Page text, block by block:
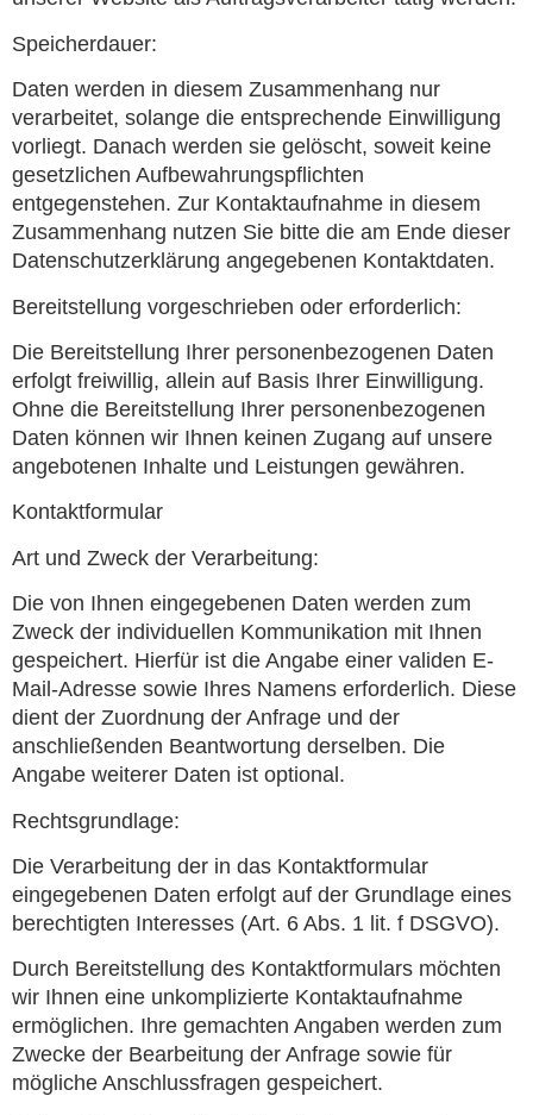
Speicherdauer:
Daten werden in diesem Zusammenhang nur
verarbeitet, solange die entsprechende Einwilligung
vorliegt. Danach werden sie gelöscht, soweit keine
gesetzlichen Aufbewahrungspflichten
entgegenstehen. Zur Kontaktaufnahme in diesem
Zusammenhang nutzen Sie bitte die am Ende dieser
Datenschutzerklärung angegebenen Kontaktdaten.
Bereitstellung vorgeschrieben oder erforderlich:
Die Bereitstellung Ihrer personenbezogenen Daten
erfolgt freiwillig, allein auf Basis Ihrer Einwilligung.
Ohne die Bereitstellung Ihrer personenbezogenen
Daten können wir Ihnen keinen Zugang auf unsere
angebotenen Inhalte und Leistungen gewähren.
Kontaktformular
Art und Zweck der Verarbeitung:
Die von Ihnen eingegebenen Daten werden zum
Zweck der individuellen Kommunikation mit Ihnen
gespeichert. Hierfür ist die Angabe einer validen E-
Mail-Adresse sowie Ihres Namens erforderlich. Diese
dient der Zuordnung der Anfrage und der
anschließenden Beantwortung derselben. Die
Angabe weiterer Daten ist optional.
Rechtsgrundlage:
Die Verarbeitung der in das Kontaktformular
eingegebenen Daten erfolgt auf der Grundlage eines
berechtigten Interesses (Art. 6 Abs. 1 lit. f DSGVO).
Durch Bereitstellung des Kontaktformulars möchten
wir Ihnen eine unkomplizierte Kontaktaufnahme
ermöglichen. Ihre gemachten Angaben werden zum
Zwecke der Bearbeitung der Anfrage sowie für
mögliche Anschlussfragen gespeichert.